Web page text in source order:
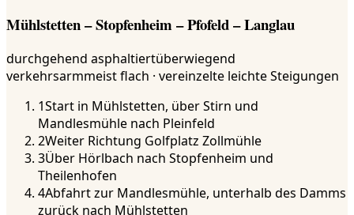
Mühlstetten – Stopfenheim – Pfofeld – Langlau
durchgehend asphaltiertüberwiegend
verkehrsarmmeist flach · vereinzelte leichte Steigungen
1Start in Mühlstetten, über Stirn und
Mandlesmühle nach Pleinfeld
2Weiter Richtung Golfplatz Zollmühle
3Über Hörlbach nach Stopfenheim und
Theilenhofen
4Abfahrt zur Mandlesmühle, unterhalb des Damms
zurück nach Mühlstetten